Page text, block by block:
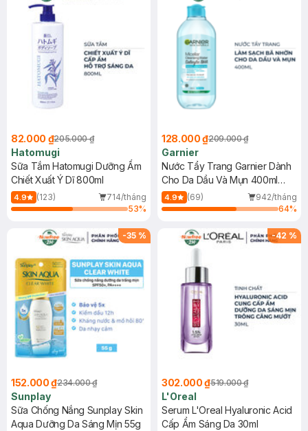
82.000 ₫205.000 ₫
Hatomugi
Sữa Tắm Hatomugi Dưỡng Ẩm
Chiết Xuất Ý Dĩ 800ml
4.9 (123)
714/tháng
53%
128.000 ₫209.000 ₫
Garnier
Nước Tẩy Trang Garnier Dành
Cho Da Dầu Và Mụn 400ml
(Mới)
4.9 (69)
942/tháng
64%
-35 %
152.000 ₫234.000 ₫
Sunplay
Sữa Chống Nắng Sunplay Skin
Aqua Dưỡng Da Sáng Mịn 55g
-42 %
302.000 ₫519.000 ₫
L'Oreal
Serum L'Oreal Hyaluronic Acid
Cấp Ẩm Sáng Da 30ml